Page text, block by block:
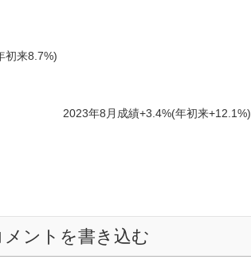
初来8.7%)
2023年8月成績+3.4%(年初来+12.1%)
メントを書き込む